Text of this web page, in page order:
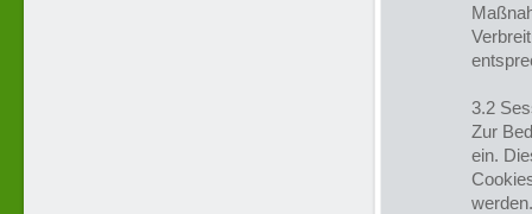
3.2
Zur
ein.